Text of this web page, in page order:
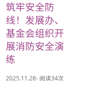
筑牢安全防
线！发展办、
基金会组织开
展消防安全演
练
2025.11.28- 阅读34次